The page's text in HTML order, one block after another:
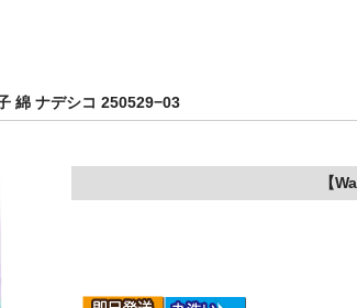
綿 ナデシコ 250529−03
【